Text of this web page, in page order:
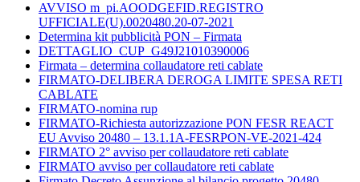
AVVISO m_pi.AOODGEFID.REGISTRO
UFFICIALE(U).0020480.20-07-2021
Determina kit pubblicità PON – Firmata
DETTAGLIO_CUP_G49J21010390006
Firmata – determina collaudatore reti cablate
FIRMATO-DELIBERA DEROGA LIMITE SPESA RETI
CABLATE
FIRMATO-nomina rup
FIRMATO-Richiesta autorizzazione PON FESR REACT
EU Avviso 20480 – 13.1.1A-FESRPON-VE-2021-424
FIRMATO 2° avviso per collaudatore reti cablate
FIRMATO avviso per collaudatore reti cablate